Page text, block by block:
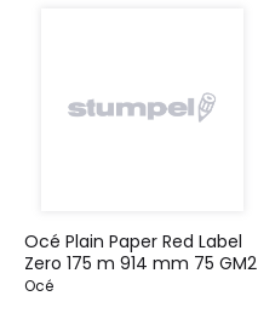
Océ Plain Paper Red Label
Zero 175 m 914 mm 75 GM2
Océ